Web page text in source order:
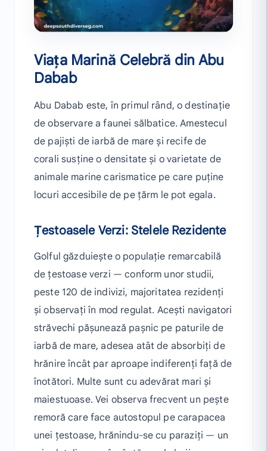
Viața Marină Celebră din Abu
Dabab
Abu Dabab este, în primul rând, o destinație
de observare a faunei sălbatice. Amestecul
de pajiști de iarbă de mare și recife de
corali susține o densitate și o varietate de
animale marine carismatice pe care puține
locuri accesibile de pe țărm le pot egala.
Țestoasele Verzi: Stelele Rezidente
Golful găzduiește o populație remarcabilă
de țestoase verzi — conform unor studii,
peste 120 de indivizi, majoritatea rezidenți
și observați în mod regulat. Acești navigatori
străvechi pășunează pașnic pe paturile de
iarbă de mare, adesea atât de absorbiți de
hrănire încât par aproape indiferenți față de
înotători. Multe sunt cu adevărat mari și
maiestuoase. Vei observa frecvent un pește
remoră care face autostopul pe carapacea
unei țestoase, hrănindu-se cu paraziți — un